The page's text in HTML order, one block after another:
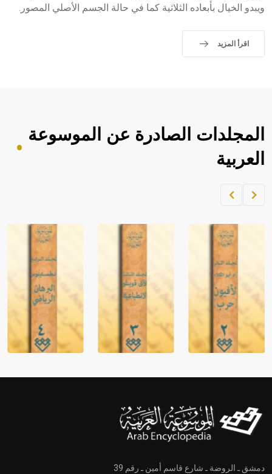
ويبدو الخيال بأبعاده الثلاثية كما في حالة الجسم الأصلي المصور.
اقرأ المزيد
المجلدات الصادرة عن الموسوعة
العربية
دمشق ـ الروضة ـ شارع قاسم أمين ـ رقم 39